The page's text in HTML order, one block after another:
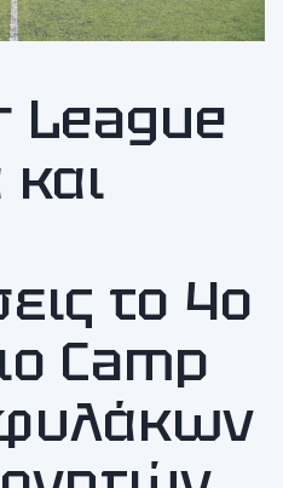
League
το 4ο
Camp